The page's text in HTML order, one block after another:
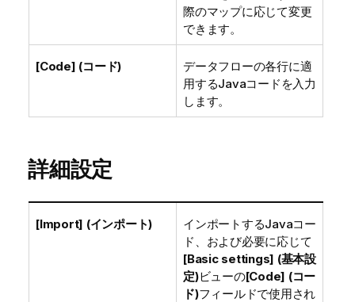
際のマップに応じて変更
できます。
[Code] (コード)
データフローの各行に適
用するJavaコードを入力
します。
詳細設定
[Import] (インポート)
インポートするJavaコー
ド、および必要に応じて
[Basic settings] (基本設
定)ビューの[Code] (コー
ド)フィールドで使用され